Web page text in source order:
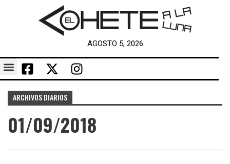
AGOSTO 5, 2026
ARCHIVOS DIARIOS
01/09/2018